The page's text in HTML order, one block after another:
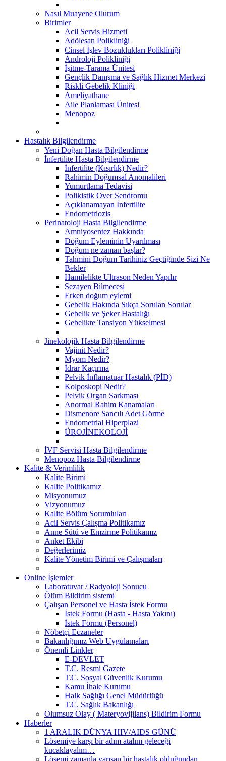
Nasıl Muayene Olurum
Birimler
Acil Servis Hizmeti
Adölesan Polikliniği
Cinsel İşlev Bozuklukları Polikliniği
Androloji Polikliniği
İşitme-Tarama Ünitesi
Gençlik Danışma ve Sağlık Hizmet Merkezi
Riskli Gebelik Kliniği
Ameliyathane
Aile Planlaması Ünitesi
Menopoz
Hastalık Bilgilendirme
Yeni Doğan Hasta Bilgilendirme
İnfertilite Hasta Bilgilendirme
İnfertilite (Kısırlık) Nedir?
Rahimin Doğumsal Anomalileri
Yumurtlama Tedavisi
Polikistik Over Sendromu
Açıklanamayan İnfertilite
Endometriozis
Perinatoloji Hasta Bilgilendirme
Amniyosentez Hakkında
Doğum Eyleminin Uyarılması
Doğum ne zaman başlar?
Tahmini Doğum Tarihiniz Geçtiğinde Sizi Ne
Bekler
Hamilelikte Ultrason Neden Yapılır
Sezayen Bilmecesi
Erken doğum eylemi
Gebelik Hakında Sıkça Sorulan Sorular
Gebelik ve Şeker Hastalığı
Gebelikte Tansiyon Yükselmesi
Jinekolojik Hasta Bilgilendirme
Vajinit Nedir?
Myom Nedir?
İdrar Kaçırma
Pelvik İnflamatuar Hastalık (PİD)
Kolposkopi Nedir?
Pelvik Organ Sarkması
Anormal Rahim Kanamaları
Dismenore Sancılı Adet Görme
Endometrial Hiperplazi
ÜROJİNEKOLOJİ
İVF Servisi Hasta Bilgilendirme
Menopoz Hasta Bilgilendirme
Kalite & Verimlilik
Kalite Birimi
Kalite Politikamız
Misyonumuz
Vizyonumuz
Kalite Bölüm Sorumluları
Acil Servis Çalışma Politikamız
Anne Sütü ve Emzirme Politikamız
Anket Ekibi
Değerlerimiz
Kalite Yönetim Birimi ve Çalışmaları
Online İşlemler
Laboratuvar / Radyoloji Sonucu
Ölüm Bildirim sistemi
Çalışan Personel ve Hasta İstek Formu
İstek Formu (Hasta - Hasta Yakını)
İstek Formu (Personel)
Nöbetçi Eczaneler
Bakanlığımız Web Uygulamaları
Önemli Linkler
E-DEVLET
T.C. Resmi Gazete
T.C. Sosyal Güvenlik Kurumu
Kamu İhale Kurumu
Halk Sağlığı Genel Müdürlüğü
T.C. Sağlık Bakanlığı
Olumsuz Olay ( Materyovijilans) Bildirim Formu
Haberler
1 ARALIK DÜNYA HIV/AIDS GÜNÜ
Lösemiye karşı bir adım atalım geleceği
kucaklayalım…
Lösemi zamanla yarışan bir hastalık olduğundan,